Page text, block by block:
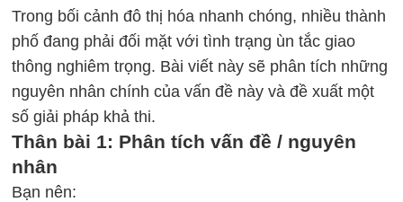
Trong bối cảnh đô thị hóa nhanh chóng, nhiều thành
phố đang phải đối mặt với tình trạng ùn tắc giao
thông nghiêm trọng. Bài viết này sẽ phân tích những
nguyên nhân chính của vấn đề này và đề xuất một
số giải pháp khả thi.
Thân bài 1: Phân tích vấn đề / nguyên
nhân
Bạn nên: